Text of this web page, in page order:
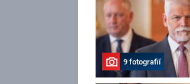
9 fotografií